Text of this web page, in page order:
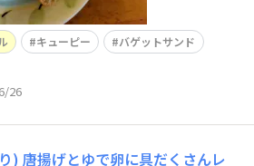
キューピー バゲットサンド
26
) 唐揚げとゆで卵に具だくさんレ